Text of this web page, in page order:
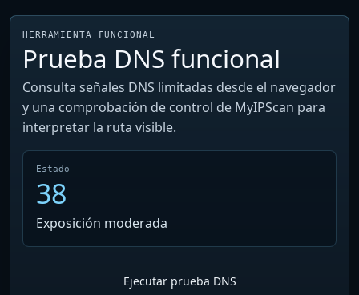
HERRAMIENTA FUNCIONAL
Prueba DNS funcional
Consulta señales DNS limitadas desde el navegador
y una comprobación de control de MyIPScan para
interpretar la ruta visible.
Estado
38
Exposición moderada
Ejecutar prueba DNS